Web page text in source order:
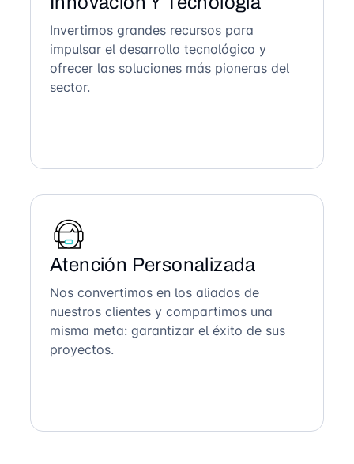
Invertimos grandes recursos para
impulsar el desarrollo tecnológico y
ofrecer las soluciones más pioneras del
sector.
Atención Personalizada
Nos convertimos en los aliados de
nuestros clientes y compartimos una
misma meta: garantizar el éxito de sus
proyectos.